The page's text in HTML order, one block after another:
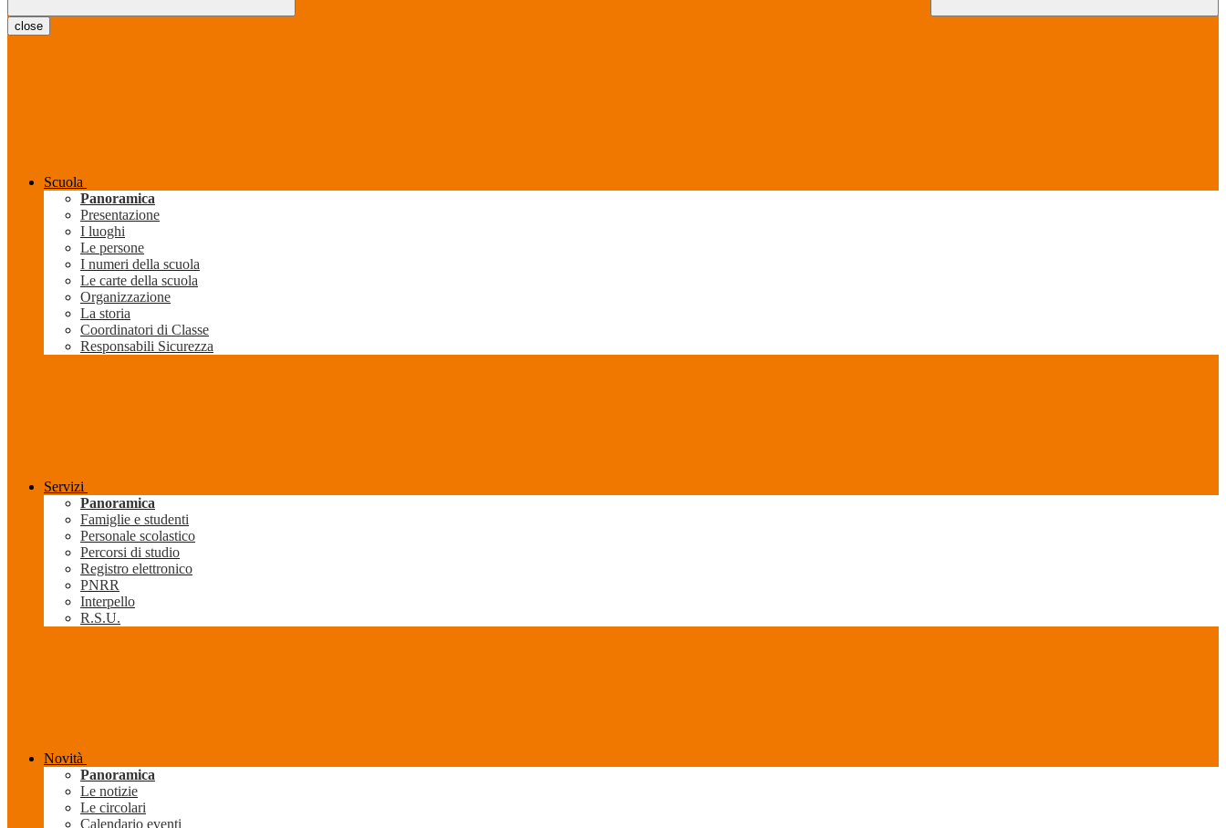
close
Scuola
Panoramica
Presentazione
I luoghi
Le persone
I numeri della scuola
Le carte della scuola
Organizzazione
La storia
Coordinatori di Classe
Responsabili Sicurezza
Servizi
Panoramica
Famiglie e studenti
Personale scolastico
Percorsi di studio
Registro elettronico
PNRR
Interpello
R.S.U.
Novità
Panoramica
Le notizie
Le circolari
Calendario eventi